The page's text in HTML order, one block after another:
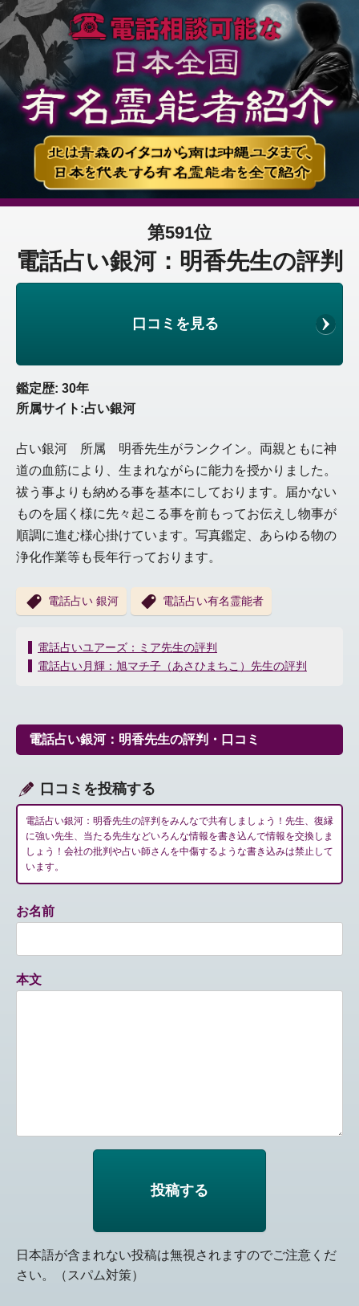
第591位
電話占い銀河：明香先生の評判
口コミを見る
鑑定歴: 30年
所属サイト:占い銀河
占い銀河 所属 明香先生がランクイン。両親ともに神
道の血筋により、生まれながらに能力を授かりました。
祓う事よりも納める事を基本にしております。届かない
ものを届く様に先々起こる事を前もってお伝えし物事が
順調に進む様心掛けています。写真鑑定、あらゆる物の
浄化作業等も長年行っております。
電話占い 銀河 電話占い有名霊能者
投
稿
ー
シ
ン
電話占いユアーズ：ミア先生の評判
電話占い月輝：旭マチ子（あさひまちこ）先生の評判
電話占い銀河：明香先生の評判・口コミ
口コミを投稿する
電話占い銀河：明香先生の評判をみんなで共有しましょう！先生、復縁
に強い先生、当たる先生などいろんな情報を書き込んで情報を交換しま
しょう！会社の批判や占い師さんを中傷するような書き込みは禁止して
います。
お名前
本文
日本語が含まれない投稿は無視されますのでご注意くだ
さい。（スパム対策）